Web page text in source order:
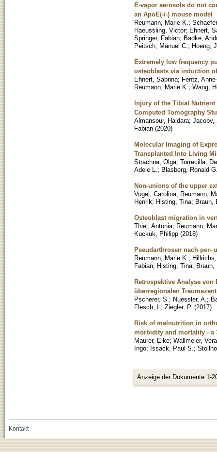
E-vapor aerosols do not
an ApoE(-/-) mouse model
Reumann, Marie K. ;
Haeussling, Victor; Ehnert,
Springer, Fabian; Badke,
Peitsch, Manuel C. ; Hoeng,
Extremely low frequency
osteoblasts via induction
Ehnert, Sabrina; Fentz,
Reumann, Marie K. ; Wang,
Injury of the Tibial Nutrient
Computed Tomography
Almansour, Haidara; Jacoby,
Fabian (2020)
Molecular Imaging of
Transplanted Into Living
Strachna, Olga; Torrecilla,
Adele L. ; Blasberg, Ronald
Non-unions of the upper
Vogel, Carolina; Reumann,
Henrik; Histing, Tina; Braun,
Osteoblast migration in
Thiel, Antonia; Reumann,
Kuckuk, Philipp (2018)
Pseudarthrosen nach per-
Reumann, Marie K. ;
Fabian; Histing, Tina; Braun,
Retrospektive Analyse
überregionalen
Pscherer, S. ; Nuessler, A. ;
Flesch, I. ; Ziegler, P. (2017)
Risk of malnutrition in
morbidity and mortality - a
Maurer, Elke; Wallmeier, Vera
Ingo; Issack, Paul S. ;
Anzeige der Dokumente 1-
Kontakt